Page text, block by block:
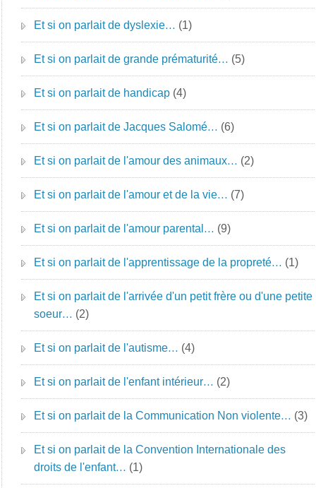
Et si on parlait de dyslexie… (1)
Et si on parlait de grande prématurité… (5)
Et si on parlait de handicap (4)
Et si on parlait de Jacques Salomé… (6)
Et si on parlait de l'amour des animaux… (2)
Et si on parlait de l'amour et de la vie… (7)
Et si on parlait de l'amour parental… (9)
Et si on parlait de l'apprentissage de la propreté… (1)
Et si on parlait de l'arrivée d'un petit frère ou d'une petite
soeur… (2)
Et si on parlait de l'autisme… (4)
Et si on parlait de l'enfant intérieur… (2)
Et si on parlait de la Communication Non violente… (3)
Et si on parlait de la Convention Internationale des
droits de l'enfant… (1)